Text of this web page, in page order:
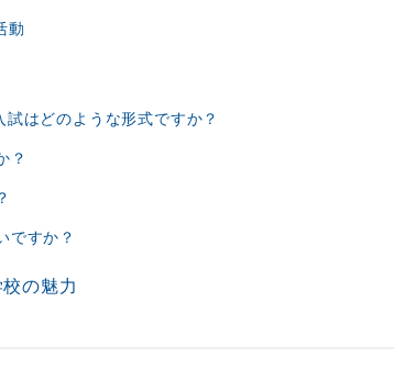
動
はどのような形式ですか？
？
ですか？
の魅力